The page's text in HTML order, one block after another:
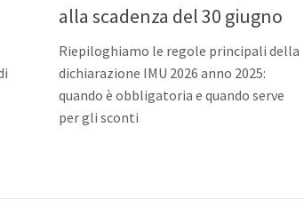
alla scadenza del 30 giugno
Riepiloghiamo le regole principali della
dichiarazione IMU 2026 anno 2025:
quando è obbligatoria e quando serve
per gli sconti